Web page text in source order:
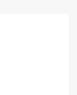
いですが、戻る